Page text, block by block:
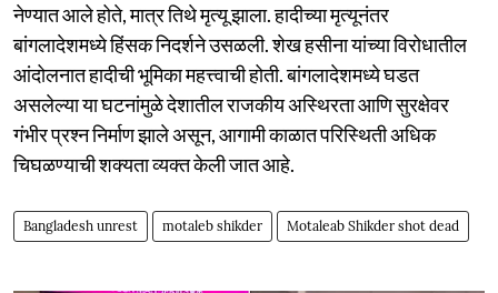
नेण्यात आले होते, मात्र तिथे मृत्यू झाला. हादीच्या मृत्यूनंतर
बांगलादेशमध्ये हिंसक निदर्शने उसळली. शेख हसीना यांच्या विरोधातील
आंदोलनात हादीची भूमिका महत्त्वाची होती. बांगलादेशमध्ये घडत
असलेल्या या घटनांमुळे देशातील राजकीय अस्थिरता आणि सुरक्षेवर
गंभीर प्रश्न निर्माण झाले असून, आगामी काळात परिस्थिती अधिक
चिघळण्याची शक्यता व्यक्त केली जात आहे.
Bangladesh unrest motaleb shikder Motaleab Shikder shot dead